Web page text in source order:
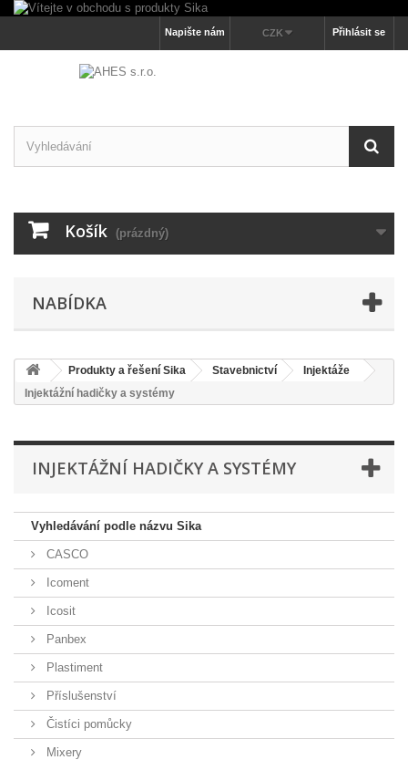
Přihlásit se
CZK
Napište nám
Košík (prázdný)
NABÍDKA
Produkty a řešení Sika Stavebnictví
Injektáže
Injektážní hadičky a systémy
INJEKTÁŽNÍ HADIČKY A SYSTÉMY
Vyhledávání podle názvu Sika
CASCO
Icoment
Icosit
Panbex
Plastiment
Příslušenství
Čistíci pomůcky
Mixery